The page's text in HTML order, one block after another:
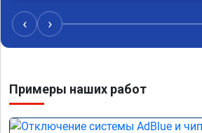
‹ ›
Примеры наших работ